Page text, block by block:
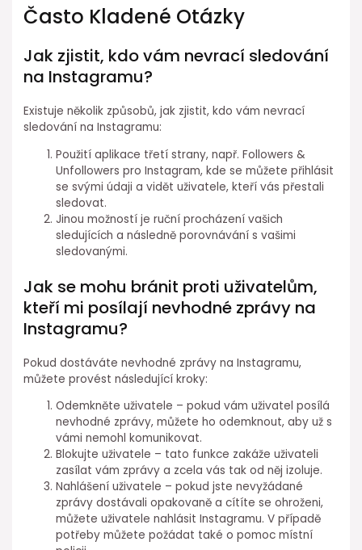
Často Kladené Otázky
Jak zjistit, kdo vám nevrací sledování
na Instagramu?
Existuje několik způsobů, jak zjistit, kdo vám nevrací
sledování na Instagramu:
Použití aplikace třetí strany, např. Followers &
Unfollowers pro Instagram, kde se můžete přihlásit
se svými údaji a vidět uživatele, kteří vás přestali
sledovat.
Jinou možností je ruční procházení vašich
sledujících a následně porovnávání s vašimi
sledovanými.
Jak se mohu bránit proti uživatelům,
kteří mi posílají nevhodné zprávy na
Instagramu?
Pokud dostáváte nevhodné zprávy na Instagramu,
můžete provést následující kroky:
Odemkněte uživatele – pokud vám uživatel posílá
nevhodné zprávy, můžete ho odemknout, aby už s
vámi nemohl komunikovat.
Blokujte uživatele – tato funkce zakáže uživateli
zasílat vám zprávy a zcela vás tak od něj izoluje.
Nahlášení uživatele – pokud jste nevyžádané
zprávy dostávali opakovaně a cítíte se ohroženi,
můžete uživatele nahlásit Instagramu. V případě
potřeby můžete požádat také o pomoc místní